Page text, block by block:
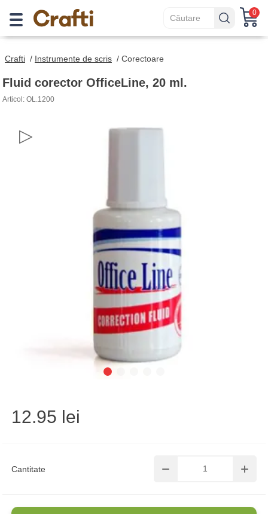
0
Crafti / Instrumente de scris / Corectoare
Fluid corector OfficeLine, 20 ml.
Articol: OL.1200
Cantitate
12.95 lei